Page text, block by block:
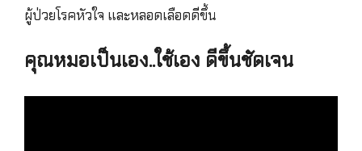
ผู้ป่วยโรคหัวใจ และหลอดเลือดดีขึ้น
คุณหมอเป็นเอง..ใช้เอง ดีขึ้นชัดเจน